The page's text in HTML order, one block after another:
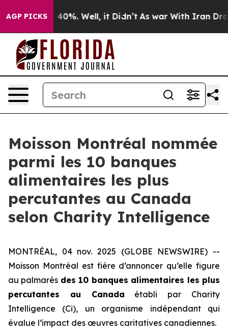
AGP PICKS
Around 40%. Well, it Didn’t As war With Iran Drove
Moisson Montréal nommée
parmi les 10 banques
alimentaires les plus
percutantes au Canada
selon Charity Intelligence
MONTRÉAL, 04 nov. 2025 (GLOBE NEWSWIRE) --
Moisson Montréal est fière d’annoncer qu’elle figure
au palmarès des 10 banques alimentaires les plus
percutantes au Canada établi par Charity
Intelligence (Ci), un organisme indépendant qui
évalue l’impact des œuvres caritatives canadiennes.